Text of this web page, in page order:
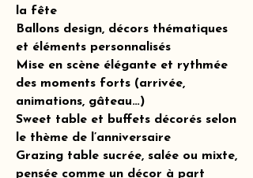
la fête
Ballons design, décors thématiques
et éléments personnalisés
Mise en scène élégante et rythmée
des moments forts (arrivée,
animations, gâteau…)
Sweet table et buffets décorés selon
le thème de l’anniversaire
Grazing table sucrée, salée ou mixte,
pensée comme un décor à part